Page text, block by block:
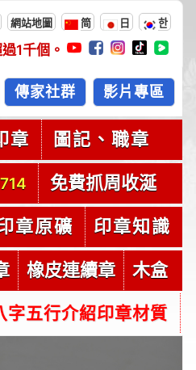
網站地圖 简 日 한
1千個。
傳家社群 影片專區
章 圖記、職章
免費抓周收涎
章原礦 印章知識
橡皮連續章 木盒
字五行介紹印章材質